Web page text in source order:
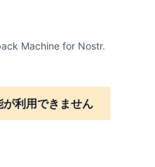
Machine for Nostr.
利用できません